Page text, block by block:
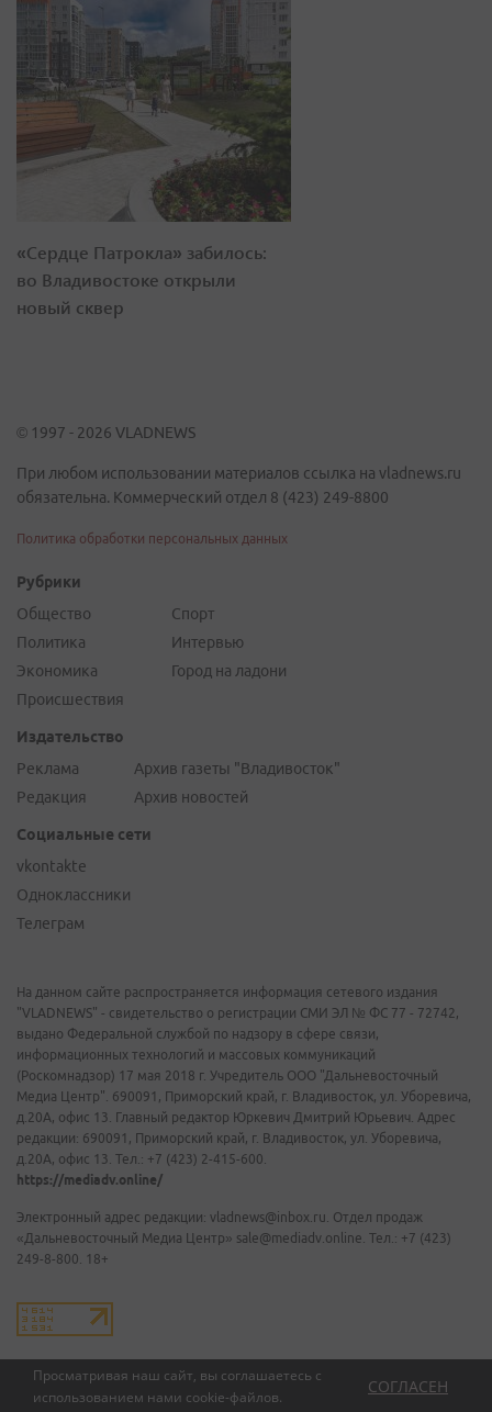
Просматривая наш сайт, вы соглашаетесь с
использованием нами cookie-файлов.
СОГЛАСЕН
«Сердце Патрокла» забилось:
во Владивостоке открыли
новый сквер
© 1997 - 2026 VLADNEWS
При любом использовании материалов ссылка на vladnews.ru
обязательна. Коммерческий отдел 8 (423) 249-8800
Политика обработки персональных данных
Рубрики
Общество
Политика
Экономика
Происшествия
Спорт
Интервью
Город на ладони
Издательство
Реклама
Редакция
Архив газеты "Владивосток"
Архив новостей
Социальные сети
vkontakte
Одноклассники
Телеграм
На данном сайте распространяется информация сетевого издания
"VLADNEWS" - свидетельство о регистрации СМИ ЭЛ № ФС 77 - 72742,
выдано Федеральной службой по надзору в сфере связи,
информационных технологий и массовых коммуникаций
(Роскомнадзор) 17 мая 2018 г. Учредитель ООО "Дальневосточный
Медиа Центр". 690091, Приморский край, г. Владивосток, ул. Уборевича,
д.20А, офис 13. Главный редактор Юркевич Дмитрий Юрьевич. Адрес
редакции: 690091, Приморский край, г. Владивосток, ул. Уборевича,
д.20А, офис 13. Тел.: +7 (423) 2-415-600.
https://mediadv.online/
Электронный адрес редакции: vladnews@inbox.ru. Отдел продаж
«Дальневосточный Медиа Центр» sale@mediadv.online. Тел.: +7 (423)
249-8-800. 18+